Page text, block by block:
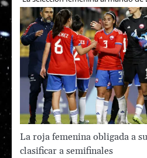
La roja femenina obligada a
clasificar a semifinales